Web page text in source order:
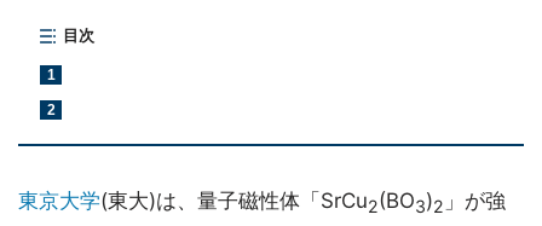
目次
1
2
東京大学(東大)は、量子磁性体「SrCu2(BO3)2 」が強